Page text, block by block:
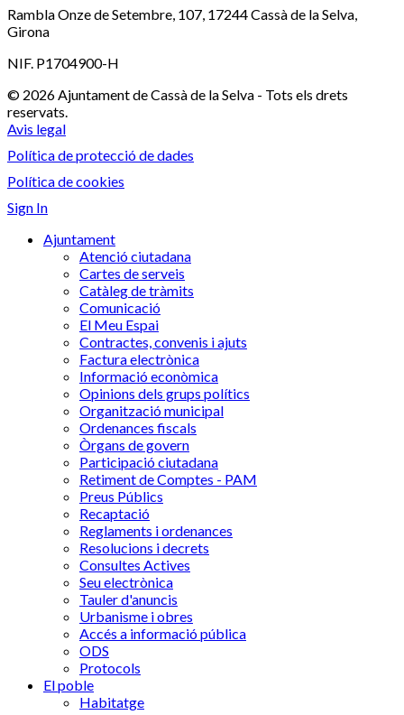
Rambla Onze de Setembre, 107, 17244 Cassà de la Selva,
Girona
NIF. P1704900-H
© 2026 Ajuntament de Cassà de la Selva - Tots els drets
reservats.
Avis legal
Política de protecció de dades
Política de cookies
Sign In
Ajuntament
Atenció ciutadana
Cartes de serveis
Catàleg de tràmits
Comunicació
El Meu Espai
Contractes, convenis i ajuts
Factura electrònica
Informació econòmica
Opinions dels grups polítics
Organització municipal
Ordenances fiscals
Òrgans de govern
Participació ciutadana
Retiment de Comptes - PAM
Preus Públics
Recaptació
Reglaments i ordenances
Resolucions i decrets
Consultes Actives
Seu electrònica
Tauler d'anuncis
Urbanisme i obres
Accés a informació pública
ODS
Protocols
El poble
Habitatge